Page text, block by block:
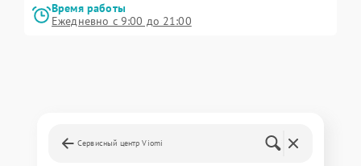
Время работы
Ежедневно с 9:00 до 21:00
Сервисный центр Viomi